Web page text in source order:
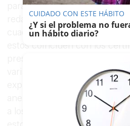
para la legalización de las
redacción de un informe de
cuadros de las casetas y la
estos coinciden con los
varias zonas, como el
explanada de las atracciones
anexos, con el suministro
a los puestos ubicados en
CUIDADO CON ESTE HÁBITO
¿Y si el problema no
un hábito diario?